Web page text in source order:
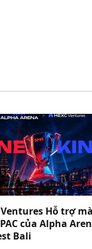
Ventures Hỗ trợ
của Alpha
Bali